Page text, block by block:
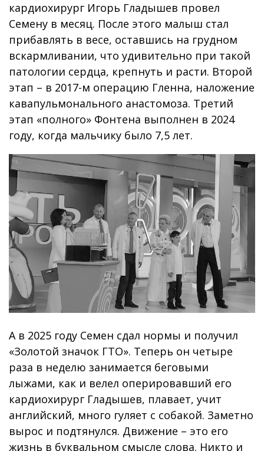
кардиохирург Игорь Гладышев провел
Семену в месяц. После этого малыш стал
прибавлять в весе, оставшись на грудном
вскармливании, что удивительно при такой
патологии сердца, крепнуть и расти. Второй
этап – в 2017-м операцию Гленна, наложение
кавапульмонального анастомоза. Третий
этап «полного» Фонтена выполнен в 2024
году, когда мальчику было 7,5 лет.
А в 2025 году Семен сдал нормы и получил
«Золотой значок ГТО». Теперь он четыре
раза в неделю занимается беговыми
лыжами, как и велел оперировавший его
кардиохирург Гладышев, плавает, учит
английский, много гуляет с собакой. Заметно
вырос и подтянулся. Движение – это его
жизнь в буквальном смысле слова. Никто и